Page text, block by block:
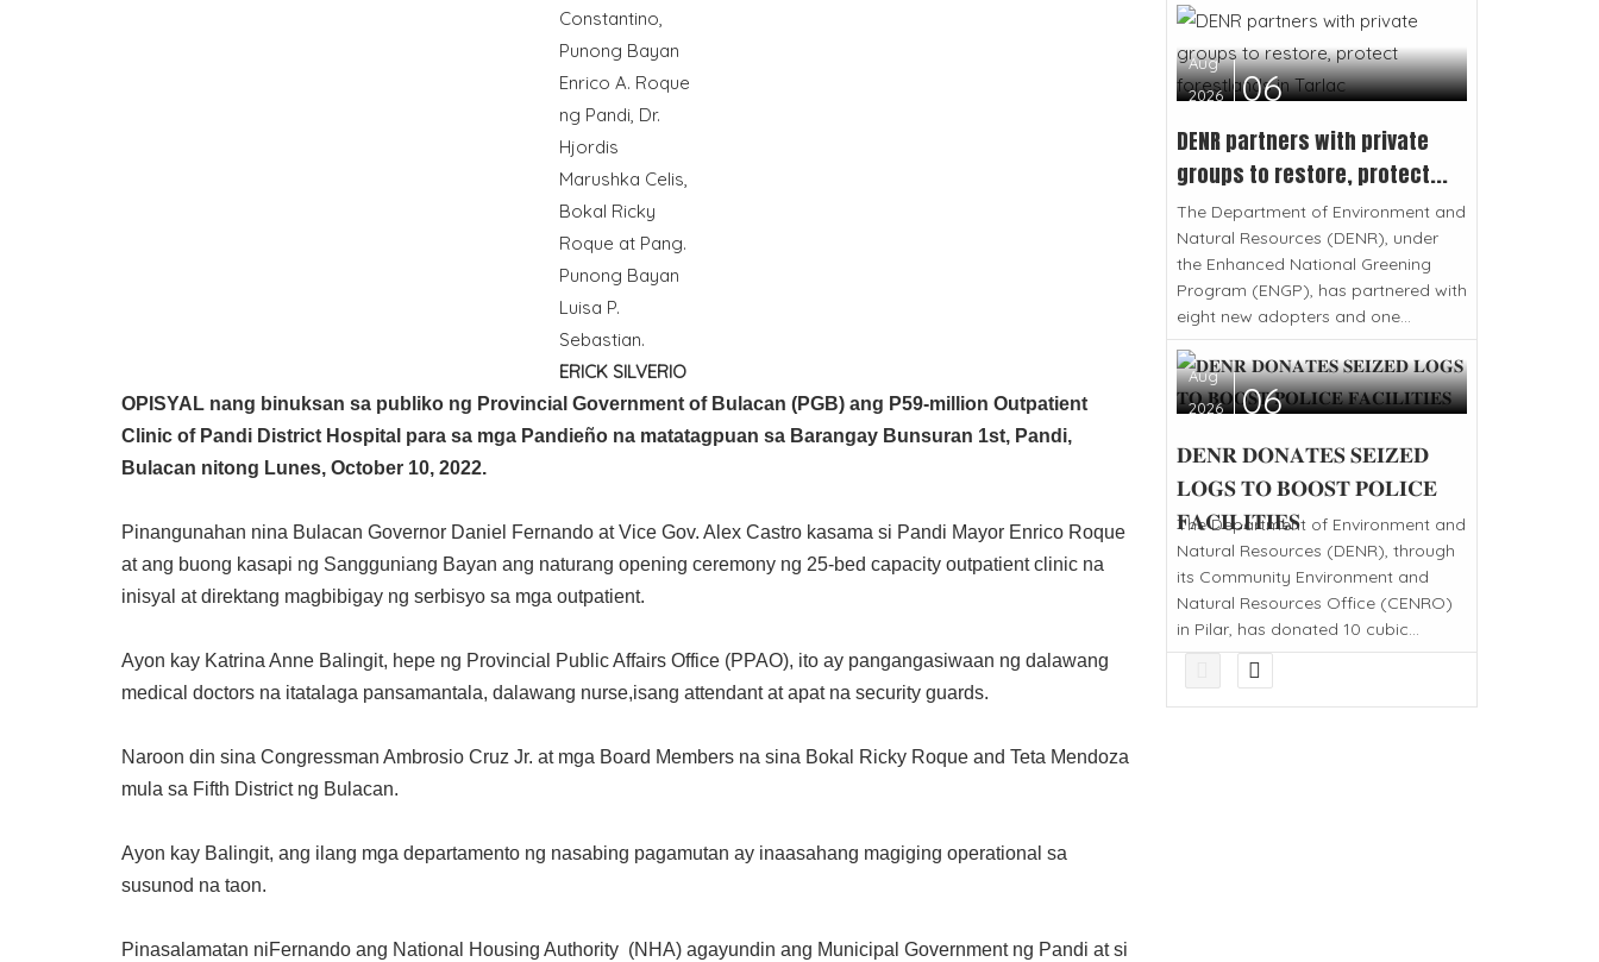
Constantino,
Punong Bayan
Enrico A. Roque
ng Pandi, Dr.
Hjordis
Marushka Celis,
Bokal Ricky
Roque at Pang.
Punong Bayan
Luisa P.
Sebastian.
ERICK SILVERIO
OPISYAL nang binuksan sa publiko ng Provincial Government of Bulacan (PGB) ang P59-million Outpatient
Clinic of Pandi District Hospital para sa mga Pandieño na matatagpuan sa Barangay Bunsuran 1st, Pandi,
Bulacan nitong Lunes, October 10, 2022.
Pinangunahan nina Bulacan Governor Daniel Fernando at Vice Gov. Alex Castro kasama si Pandi Mayor Enrico Roque
at ang buong kasapi ng Sangguniang Bayan ang naturang opening ceremony ng 25-bed capacity outpatient clinic na
inisyal at direktang magbibigay ng serbisyo sa mga outpatient.
Ayon kay Katrina Anne Balingit, hepe ng Provincial Public Affairs Office (PPAO), ito ay pangangasiwaan ng dalawang
medical doctors na itatalaga pansamantala, dalawang nurse,isang attendant at apat na security guards.
Naroon din sina Congressman Ambrosio Cruz Jr. at mga Board Members na sina Bokal Ricky Roque and Teta Mendoza
mula sa Fifth District ng Bulacan.
Ayon kay Balingit, ang ilang mga departamento ng nasabing pagamutan ay inaasahang magiging operational sa
susunod na taon.
Pinasalamatan niFernando ang National Housing Authority (NHA) agayundin ang Municipal Government ng Pandi at si
Aug
2026
06
DENR partners with private
groups to restore, protect...
The Department of Environment and
Natural Resources (DENR), under
the Enhanced National Greening
Program (ENGP), has partnered with
eight new adopters and one...
Aug
2026
06
𝐃𝐄𝐍𝐑 𝐃𝐎𝐍𝐀𝐓𝐄𝐒 𝐒𝐄𝐈𝐙𝐄𝐃
𝐋𝐎𝐆𝐒 𝐓𝐎 𝐁𝐎𝐎𝐒𝐓 𝐏𝐎𝐋𝐈𝐂𝐄
𝐅𝐀𝐂𝐈𝐋𝐈𝐓𝐈𝐄𝐒
The Department of Environment and
Natural Resources (DENR), through
its Community Environment and
Natural Resources Office (CENRO)
in Pilar, has donated 10 cubic...